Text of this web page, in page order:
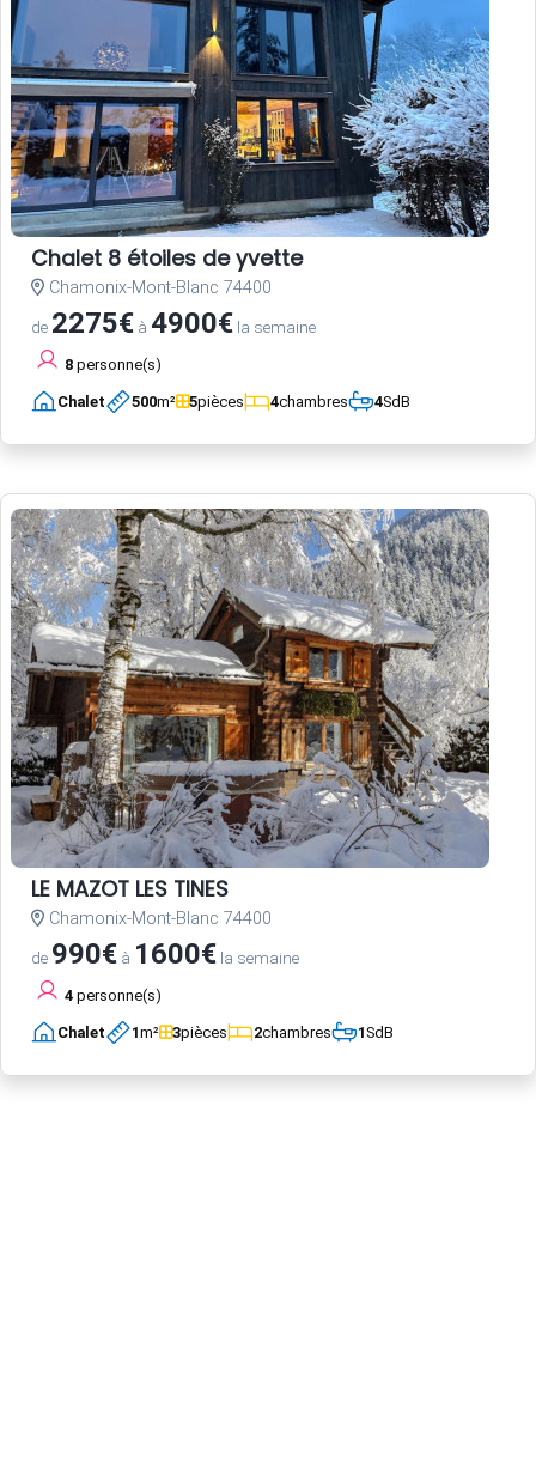
Chalet 8 étoiles de yvette
Chamonix-Mont-Blanc 74400
de 2275€ à 4900€ la semaine
8 personne(s)
Chalet 500m² 5pièces 4chambres 4SdB
LE MAZOT LES TINES
Chamonix-Mont-Blanc 74400
de 990€ à 1600€ la semaine
4 personne(s)
Chalet 1m² 3pièces 2chambres 1SdB